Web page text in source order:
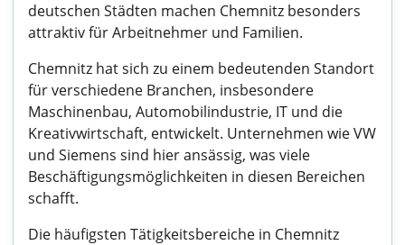
deutschen Städten machen Chemnitz besonders
attraktiv für Arbeitnehmer und Familien.
Chemnitz hat sich zu einem bedeutenden Standort
für verschiedene Branchen, insbesondere
Maschinenbau, Automobilindustrie, IT und die
Kreativwirtschaft, entwickelt. Unternehmen wie VW
und Siemens sind hier ansässig, was viele
Beschäftigungsmöglichkeiten in diesen Bereichen
schafft.
Die häufigsten Tätigkeitsbereiche in Chemnitz